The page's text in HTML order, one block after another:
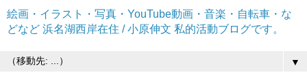
絵画・イラスト・写真・YouTube動画・音楽・自転車・な
どなど 浜名湖西岸在住 / 小原伸文 私的活動ブログです。
▼